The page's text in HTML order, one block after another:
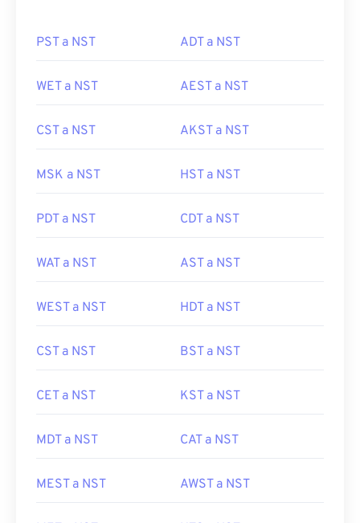
PST a NST ADT a NST
WET a NST AEST a NST
CST a NST AKST a NST
MSK a NST HST a NST
PDT a NST CDT a NST
WAT a NST AST a NST
WEST a NST HDT a NST
CST a NST BST a NST
CET a NST KST a NST
MDT a NST CAT a NST
MEST a NST AWST a NST